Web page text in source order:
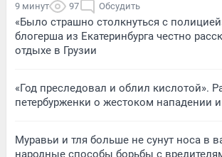
9 минут 97 Обсудить
«Было страшно столкнуться с
блогерша из Екатеринбурга честно
отдыхе в Грузии
«Год преследовал и облил кислотой».
петербурженки о жестоком нападении
Муравьи и тля больше не сунут носа в
народные способы борьбы с